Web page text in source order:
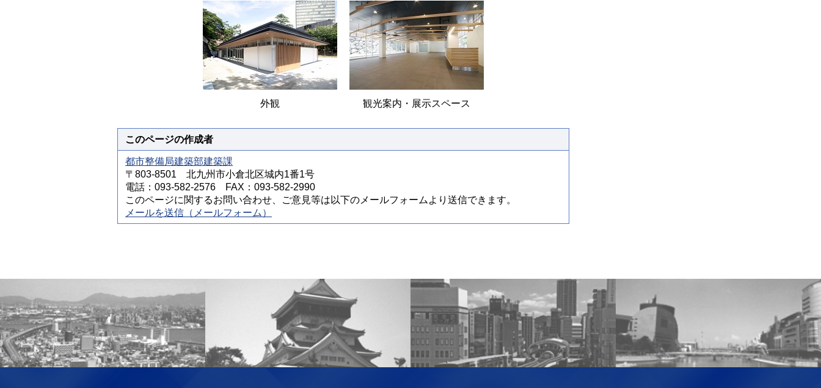
外観 観光案内・展示スペース
このページの作成者
都市整備局建築部建築課
〒803-8501 北九州市小倉北区城内1番1号
電話：093-582-2576 FAX：093-582-2990
このページに関するお問い合わせ、ご意見等は以下のメールフォームより送信できます。
メールを送信（メールフォーム）